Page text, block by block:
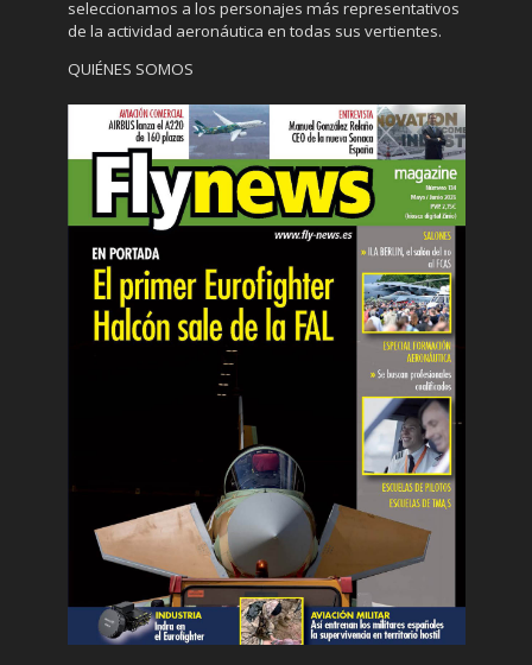
seleccionamos a los personajes más representativos
de la actividad aeronáutica en todas sus vertientes.
QUIÉNES SOMOS